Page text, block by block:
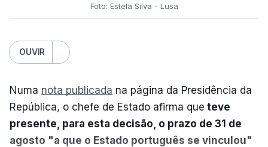
Foto: Estela Silva - Lusa
OUVIR
Numa nota publicada na página da Presidência da
República, o chefe de Estado afirma que teve
presente, para esta decisão, o prazo de 31 de
agosto "a que o Estado português se vinculou"